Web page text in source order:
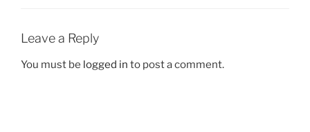
Leave a Reply
You must be logged in to post a comment.